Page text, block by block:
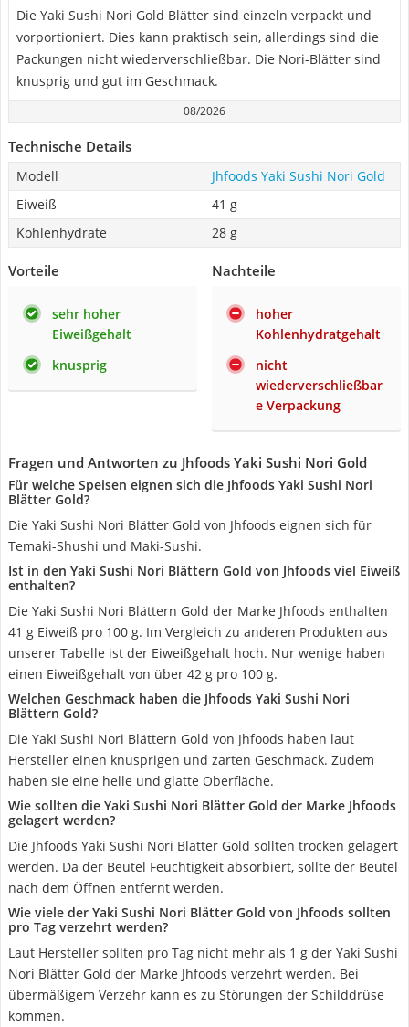
Die Yaki Sushi Nori Gold Blätter sind einzeln verpackt und
vorportioniert. Dies kann praktisch sein, allerdings sind die
Packungen nicht wiederverschließbar. Die Nori-Blätter sind
knusprig und gut im Geschmack.
08/2026
Technische Details
Modell
Jhfoods Yaki Sushi Nori Gold
Eiweiß
41 g
Kohlenhydrate
28 g
Vorteile
sehr hoher
Eiweißgehalt
knusprig
Nachteile
hoher
Kohlenhydratgehalt
nicht
wiederverschließbar
e Verpackung
Fragen und Antworten zu Jhfoods Yaki Sushi Nori Gold
Für welche Speisen eignen sich die Jhfoods Yaki Sushi Nori
Blätter Gold?
Die Yaki Sushi Nori Blätter Gold von Jhfoods eignen sich für
Temaki-Shushi und Maki-Sushi.
Ist in den Yaki Sushi Nori Blättern Gold von Jhfoods viel Eiweiß
enthalten?
Die Yaki Sushi Nori Blättern Gold der Marke Jhfoods enthalten
41 g Eiweiß pro 100 g. Im Vergleich zu anderen Produkten aus
unserer Tabelle ist der Eiweißgehalt hoch. Nur wenige haben
einen Eiweißgehalt von über 42 g pro 100 g.
Welchen Geschmack haben die Jhfoods Yaki Sushi Nori
Blättern Gold?
Die Yaki Sushi Nori Blättern Gold von Jhfoods haben laut
Hersteller einen knusprigen und zarten Geschmack. Zudem
haben sie eine helle und glatte Oberfläche.
Wie sollten die Yaki Sushi Nori Blätter Gold der Marke Jhfoods
gelagert werden?
Die Jhfoods Yaki Sushi Nori Blätter Gold sollten trocken gelagert
werden. Da der Beutel Feuchtigkeit absorbiert, sollte der Beutel
nach dem Öffnen entfernt werden.
Wie viele der Yaki Sushi Nori Blätter Gold von Jhfoods sollten
pro Tag verzehrt werden?
Laut Hersteller sollten pro Tag nicht mehr als 1 g der Yaki Sushi
Nori Blätter Gold der Marke Jhfoods verzehrt werden. Bei
übermäßigem Verzehr kann es zu Störungen der Schilddrüse
kommen.